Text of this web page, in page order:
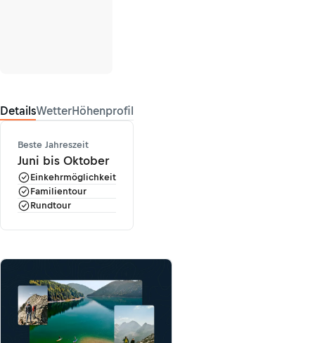
DetailsWetterHöhenprofil
Beste Jahreszeit
Juni bis Oktober
Einkehrmöglichkeit
Familientour
Rundtour